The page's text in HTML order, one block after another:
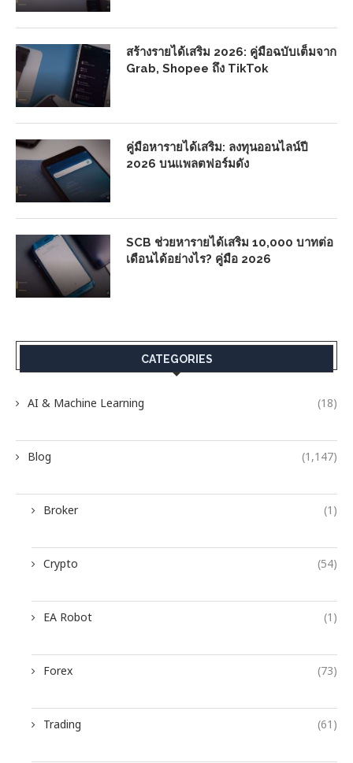
สร้างรายได้เสริม 2026: คู่มือฉบับเต็มจาก
Grab, Shopee ถึง TikTok
คู่มือหารายได้เสริม: ลงทุนออนไลน์ปี
2026 บนแพลตฟอร์มดัง
SCB ช่วยหารายได้เสริม 10,000 บาทต่อ
เดือนได้อย่างไร? คู่มือ 2026
CATEGORIES
AI & Machine Learning (18)
Blog (1,147)
Broker (1)
Crypto (54)
EA Robot (1)
Forex (73)
Trading (61)